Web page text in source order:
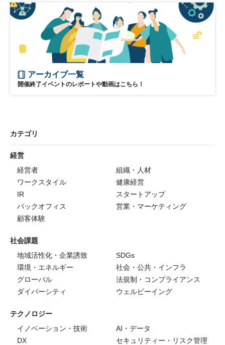
アーカイブ一覧
開催終了イベントのレポートや動画はこちら！
カテゴリ
経営
経営者
組織・人材
ワークスタイル
健康経営
IR
スタートアップ
バックオフィス
営業・マーケティング
顧客体験
社会課題
地域活性化・企業誘致
SDGs
環境・エネルギー
社会・公共・インフラ
グローバル
法規制・コンプライアンス
ダイバーシティ
ウェルビーイング
テクノロジー
イノベーション・技術
AI・データ
DX
セキュリティー・リスク管理